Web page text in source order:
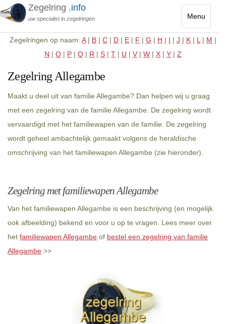
Menu
Toggle
Zegelring .info
uw specialist in zegelringen
Zegelringen op naam: A| B | C | D | E | F | G | H | I | J | K | L | M |
N | O | P | Q | R | S | T | U | V | W | X | Y | Z
Zegelring Allegambe
Maakt u deel uit van familie Allegambe? Dan helpen wij u graag
met een zegelring van de familie Allegambe. De zegelring wordt
vervaardigd met het familiewapen van de familie. De zegelring
wordt geheel ambachtelijk gemaakt volgens de heraldische
omschrijving van het familiewapen Allegambe (zie hieronder).
Zegelring met familiewapen Allegambe
Van het familiewapen Allegambe is een beschrijving (en mogelijk
ook afbeelding) bekend en voor u op te vragen. Lees meer over
het familiewapen Allegambe of bestel een zegelring van familie
Allegambe >>